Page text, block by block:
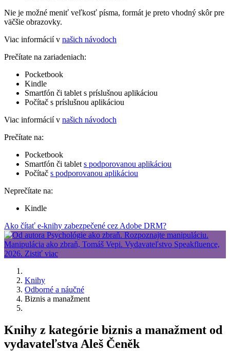
Nie je možné meniť veľkosť písma, formát je preto vhodný skôr pre
väčšie obrazovky.
Viac informácií v našich návodoch
Prečítate na zariadeniach:
Pocketbook
Kindle
Smartfón či tablet s príslušnou aplikáciou
Počítač s príslušnou aplikáciou
Viac informácií v našich návodoch
Prečítate na:
Pocketbook
Smartfón či tablet s podporovanou aplikáciou
Počítač s podporovanou aplikáciou
Neprečítate na:
Kindle
Ako čítať e-knihy zabezpečené cez Adobe DRM?
Knihy
Odborné a náučné
Biznis a manažment
Knihy z kategórie biznis a manažment od
vydavateľstva Aleš Čeněk